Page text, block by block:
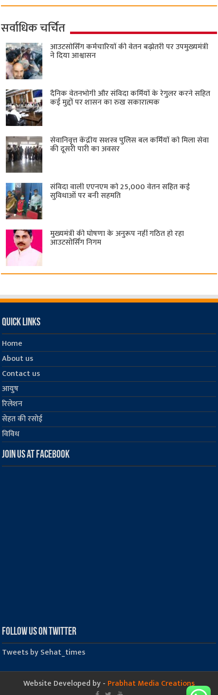
सर्वाधिक चर्चित
आउटसोर्सिंग कर्मचारियों की वेतन बढ़ोतरी पर उपमुख्यमंत्री
ने दिया आश्वासन
दैनिक वेतनभोगी और संविदा कर्मियों के रेगुलर करने सहित
कई मुद्दों पर शासन का रुख सकारात्मक
सेवानिवृत्त केंद्रीय सशस्त्र पुलिस बल ​कर्मियों को मिला सेवा
की दूसरी पारी का अवसर
संविदा वाली एएनएम को 25,000 वेतन सहित कई
सुविधाओं पर बनी सहमति
मुख्यमंत्री की घोषणा के अनुरूप नहीं गठित हो रहा
आउटसोर्सिंग निगम
Quick Links
Home
About us
Contact us
आयुष
रिलेशन
सेहत की रसोई
विविध
Join us at Facebook
Follow us on Twitter
Tweets by Sehat_times
Website Developed by - Prabhat Media Creations